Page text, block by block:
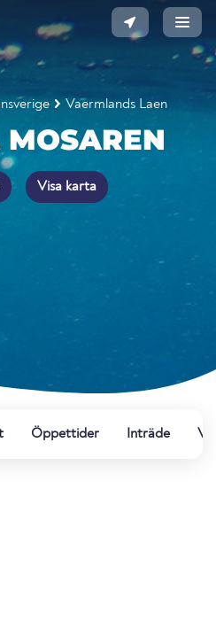
Vaermlands Laen
Visa karta
Öppettider Inträde